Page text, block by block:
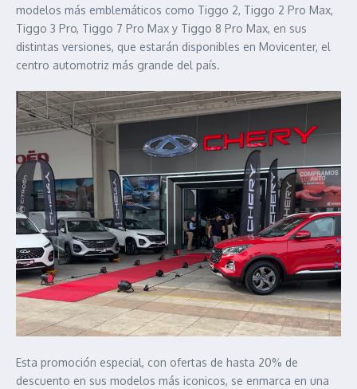
modelos más emblemáticos como Tiggo 2, Tiggo 2 Pro Max,
Tiggo 3 Pro, Tiggo 7 Pro Max y Tiggo 8 Pro Max, en sus
distintas versiones, que estarán disponibles en Movicenter, el
centro automotriz más grande del país.
Esta promoción especial, con ofertas de hasta 20% de
descuento en sus modelos más iconicos, se enmarca en una